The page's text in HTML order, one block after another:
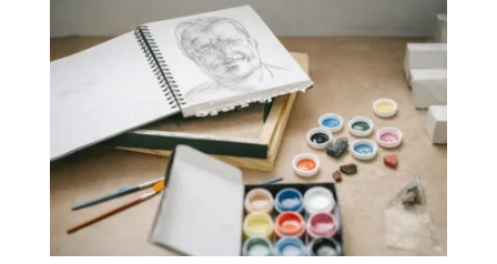
funcionalidades
desaparecerán
de la web.